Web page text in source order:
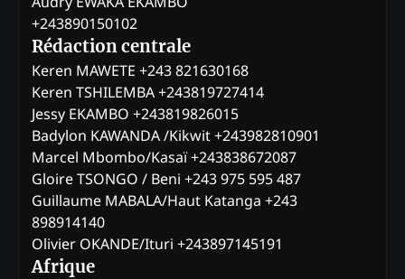
+243890150102
Rédaction centrale
Keren MAWETE +243 821630168
Keren TSHILEMBA +243819727414
Jessy EKAMBO +243819826015
Badylon KAWANDA /Kikwit +243982810901
Marcel Mbombo/Kasaï +243838672087
Gloire TSONGO / Beni +243 975 595 487
Guillaume MABALA/Haut Katanga +243
898914140
Olivier OKANDE/Ituri +243897145191
Afrique